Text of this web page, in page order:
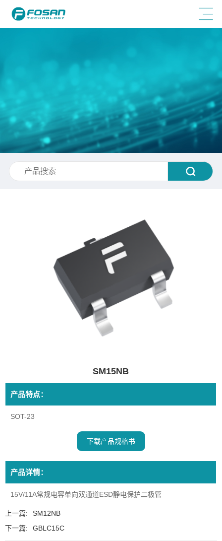
SM15NB
产品特点：
SOT-23
下载产品规格书
产品详情：
15V/11A常规电容单向双通道ESD静电保护二极管
上一篇:
SM12NB
下一篇:
GBLC15C